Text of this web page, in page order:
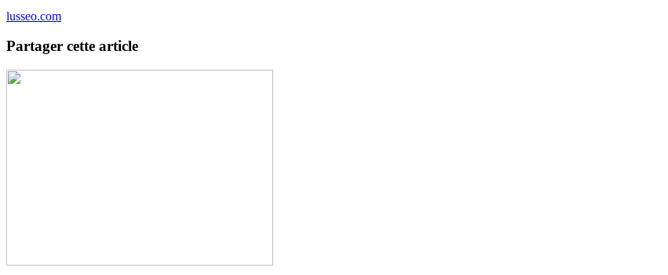
lusseo.com
Partager cette article